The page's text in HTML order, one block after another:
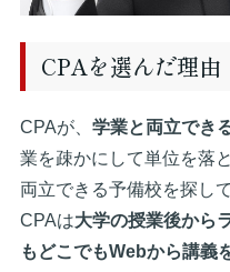
CPAを選んだ理由
CPAが、 学業と両立でき
業を疎かにして単位を落
両立できる予備校を探し
CPAは大学の授業後から
もどこでもWebから講義